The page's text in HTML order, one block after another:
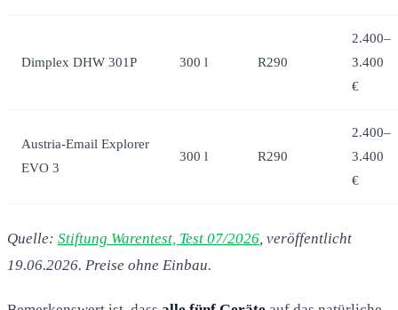
Dimplex DHW 301P 300 l R290
2.400–
3.400
€
Austria-Email Explorer
EVO 3
300 l R290
2.400–
3.400
€
Quelle: Stiftung Warentest, Test 07/2026 , veröffentlicht
19.06.2026. Preise ohne Einbau.